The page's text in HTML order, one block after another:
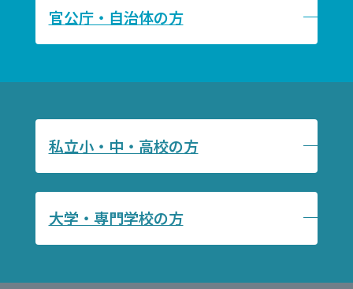
官公庁・自治体の方
私立小・中・高校の方
大学・専門学校の方